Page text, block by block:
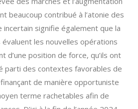
beaucoup contribué à l’atonie des
incertain signifie également que la
les nouvelles opérations
d’une position de force, qu’ils ont
parti des contextes favorables de
de manière opportuniste
terme rachetables afin de